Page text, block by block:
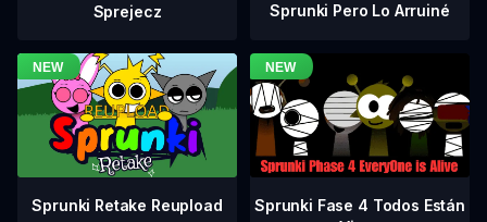
Sprejecz Sprunki Pero Lo Arruiné
Sprunki Retake Reupload
Sprunki Fase 4 Todos Están